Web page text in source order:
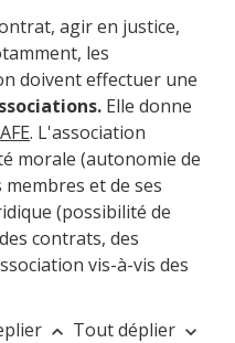
agir en justice,
les
doivent effectuer une
Elle donne
. L'association
morale (autonomie de
et de ses
(possibilité de
contrats, des
vis-à-vis des
keyboard_arrow_up Tout déplier keyboard_arrow_down